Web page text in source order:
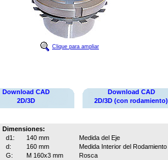
Clique para ampliar
Download CAD
2D/3D
Download CAD
2D/3D (con rodamiento)
Dimensiones:
d1:
140 mm
Medida del Eje
d:
160 mm
Medida Interior del Rodamiento
G:
M 160x3 mm
Rosca